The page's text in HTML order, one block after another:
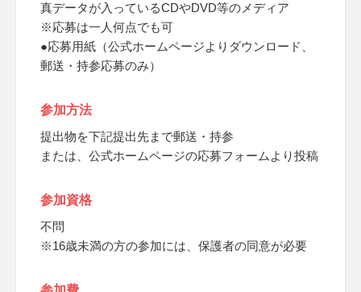
真データが入っているCDやDVD等のメディア
※応募は一人何点でも可
●応募用紙（公式ホームページよりダウンロード、
郵送・持参応募のみ）
参加方法
提出物を下記提出先まで郵送・持参
または、公式ホームページの応募フォームより投稿
参加資格
不問
※16歳未満の方の参加には、保護者の同意が必要